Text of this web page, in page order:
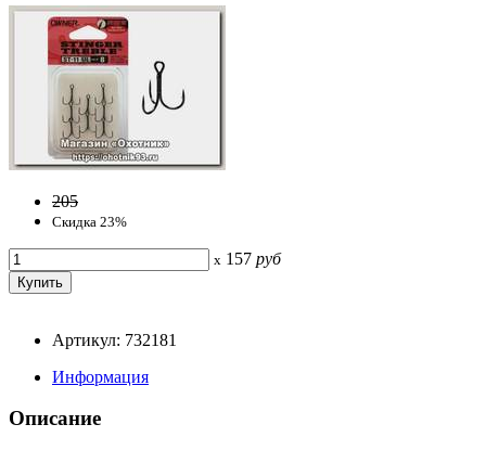
205
Скидка 23%
x 157 руб
Артикул: 732181
Информация
Описание